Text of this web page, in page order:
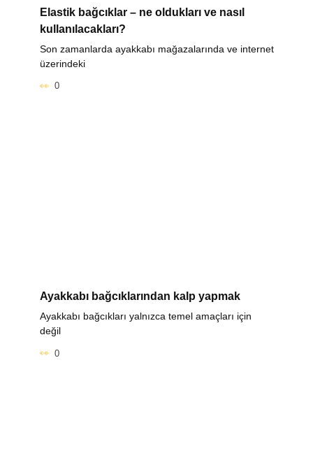
Elastik bağcıklar – ne oldukları ve nasıl
kullanılacakları?
Son zamanlarda ayakkabı mağazalarında ve internet
üzerindeki
0
Ayakkabı bağcıklarından kalp yapmak
Ayakkabı bağcıkları yalnızca temel amaçları için
değil
0